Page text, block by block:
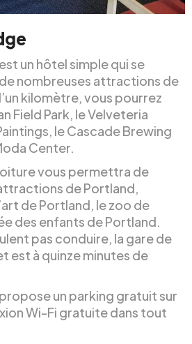
est un hôtel simple qui se
nombreuses attractions de
kilomètre, vous pourrez
Field Park, le Velveteria
le Cascade Brewing
Center.
vous permettra de
de Portland,
de Portland, le zoo de
des enfants de Portland.
pas conduire, la gare de
est à quinze minutes de
un parking gratuit sur
Wi-Fi gratuite dans tout